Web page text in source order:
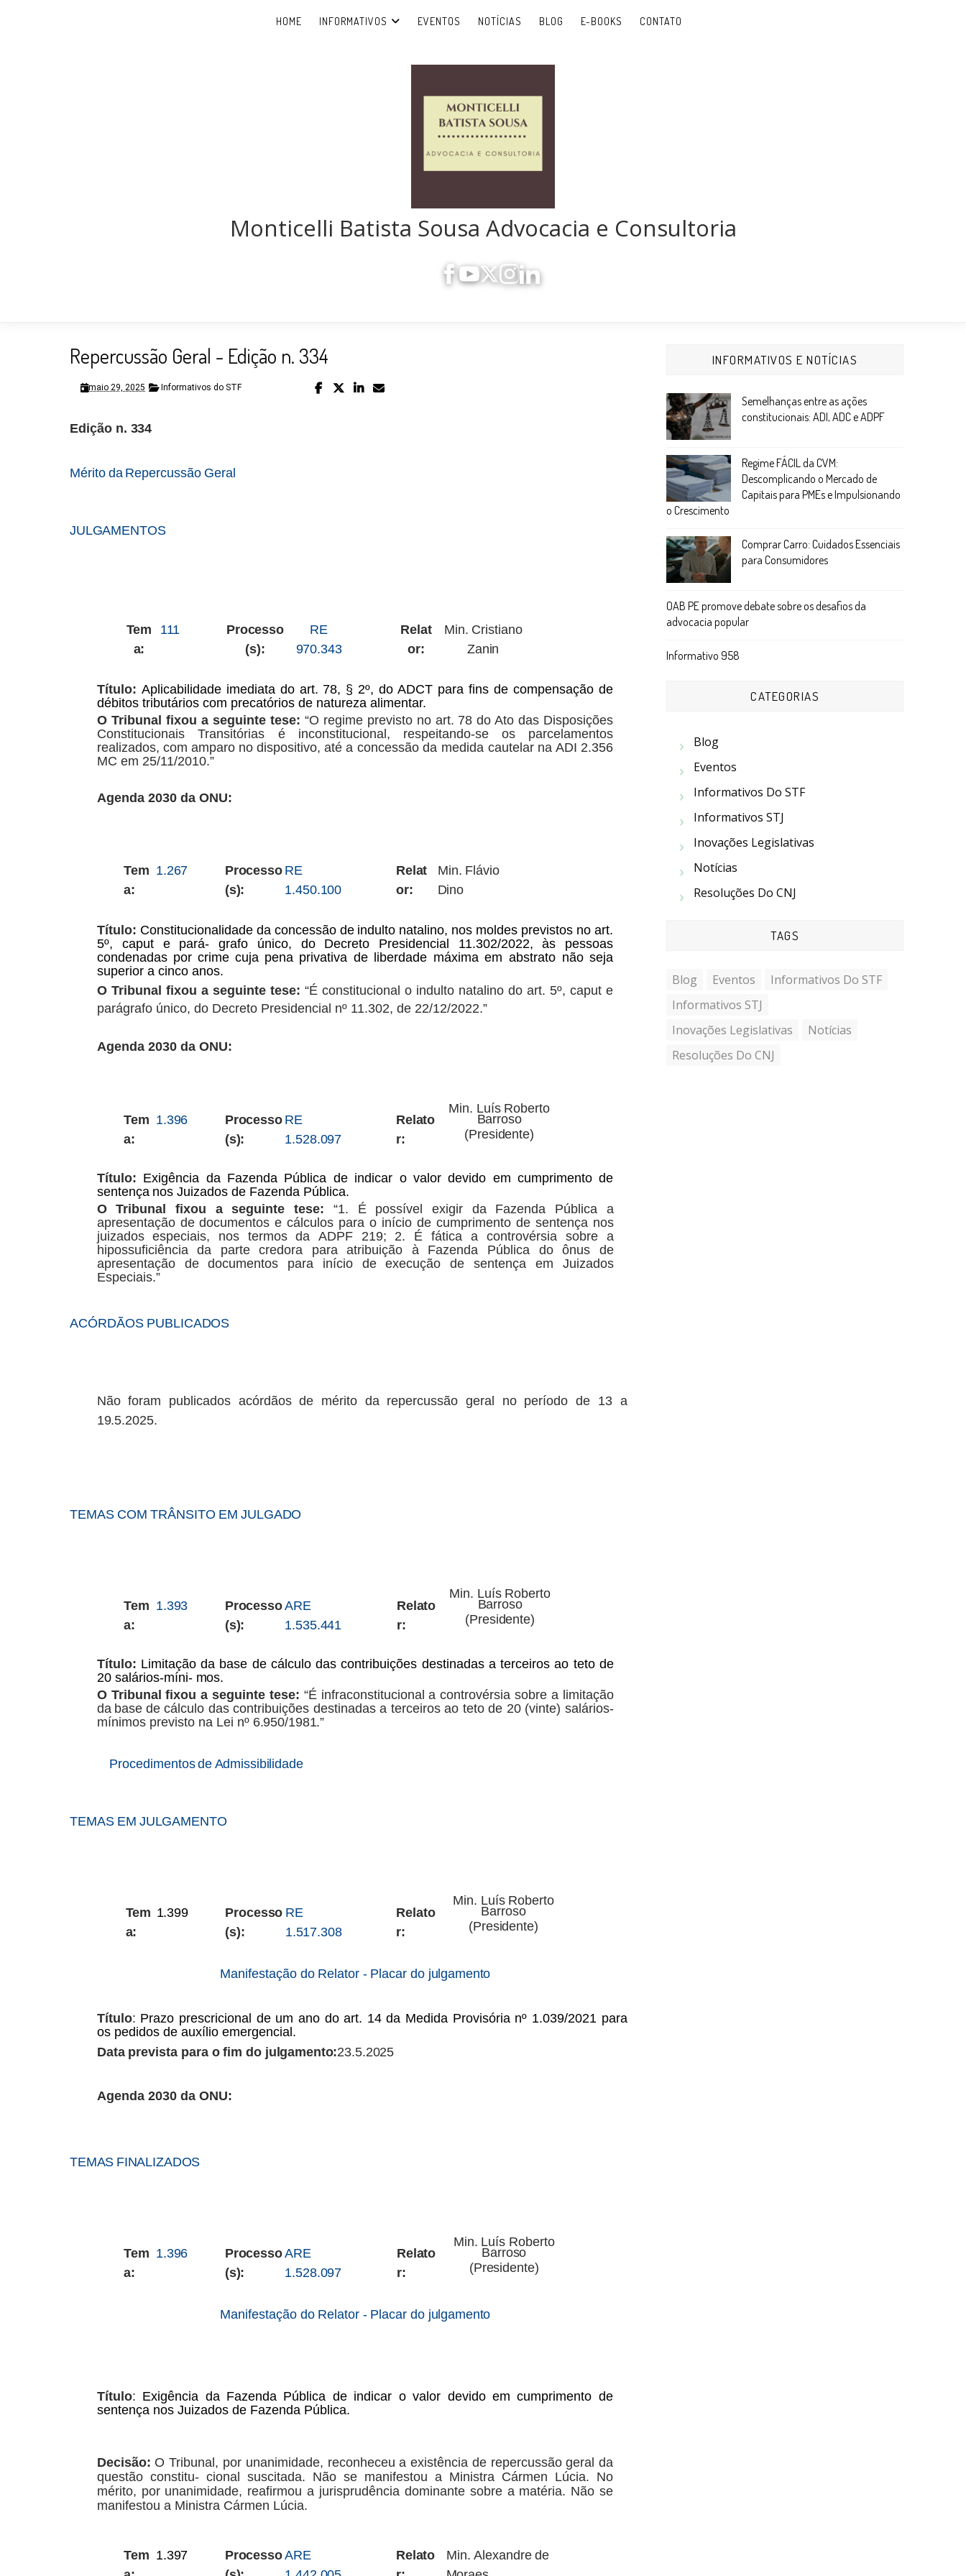
HOME INFORMATIVOS EVENTOS NOTÍCIAS BLOG E-BOOKS CONTATO
Monticelli Batista Sousa Advocacia e Consultoria
Repercussão Geral - Edição n. 334
maio 29, 2025 Informativos do STF
Edição n. 334
Mérito da Repercussão Geral
JULGAMENTOS
Tem
a:
111
Processo
(s):
RE
970.343
Relat
or:
Min. Cristiano
Zanin
Título: Aplicabilidade imediata do art. 78, § 2º, do ADCT para fins de compensação de
débitos tributários com precatórios de natureza alimentar.
O Tribunal fixou a seguinte tese: “O regime previsto no art. 78 do Ato das Disposições
Constitucionais Transitórias
é inconstitucional, respeitando-se os
parcelamentos
realizados, com amparo no dispositivo, até a concessão da medida cautelar na ADI 2.356
MC em 25/11/2010.”
Agenda 2030 da ONU:
Tem
a:
1.267
Processo
(s):
RE
1.450.100
Relat
or:
Min. Flávio
Dino
Título: Constitucionalidade da concessão de indulto natalino, nos moldes previstos no art.
5º,
caput e pará- grafo único, do Decreto Presidencial 11.302/2022, às
pessoas
condenadas por crime cuja pena privativa de liberdade máxima em abstrato não seja
superior a cinco anos.
O Tribunal fixou a seguinte tese: “É constitucional o indulto natalino do art. 5º, caput e
parágrafo único, do Decreto Presidencial nº 11.302, de 22/12/2022.”
Agenda 2030 da ONU:
Tem
a:
1.396
Processo
(s):
RE
1.528.097
Relato
r:
Min. Luís Roberto
Barroso
(Presidente)
Título: Exigência da Fazenda Pública de indicar o valor devido em cumprimento de
sentença nos Juizados de Fazenda Pública.
O
Tribunal fixou a seguinte tese: “1. É possível exigir da Fazenda Pública
a
apresentação de documentos e cálculos para o início de cumprimento de sentença nos
juizados especiais, nos termos da ADPF 219; 2.
É fática a controvérsia sobre a
hipossuficiência da parte credora para atribuição à Fazenda Pública do ônus de
apresentação de documentos para início de execução de sentença em Juizados
Especiais.”
ACÓRDÃOS PUBLICADOS
Não foram publicados acórdãos de mérito da repercussão geral no período de 13 a
19.5.2025.
TEMAS COM TRÂNSITO EM JULGADO
Tem
a:
1.393
Processo
(s):
ARE
1.535.441
Relato
r:
Min. Luís Roberto
Barroso
(Presidente)
Título: Limitação da base de cálculo das contribuições destinadas a terceiros ao teto de
20 salários-míni- mos.
O Tribunal fixou a seguinte tese: “É infraconstitucional a controvérsia sobre a limitação
da base de cálculo das contribuições destinadas a terceiros ao teto de 20 (vinte) salários-
mínimos previsto na Lei nº 6.950/1981.”
Procedimentosde Admissibilidade
TEMAS EM JULGAMENTO
Tem
a:
1.399
Processo
(s):
RE
1.517.308
Relato
r:
Min. Luís Roberto
Barroso
(Presidente)
Manifestação do Relator - Placar do julgamento
Título: Prazo prescricional de um ano do art. 14 da Medida Provisória nº 1.039/2021 para
os pedidos de auxílio emergencial.
Data prevista para o fim do julgamento:23.5.2025
Agenda 2030 da ONU:
TEMAS FINALIZADOS
Tem
a:
1.396
Processo
(s):
ARE
1.528.097
Relato
r:
Min. Luís Roberto
Barroso
(Presidente)
Manifestação do Relator - Placar do julgamento
Título: Exigência da Fazenda Pública de indicar o valor devido em cumprimento de
sentença nos Juizados de Fazenda Pública.
Decisão: O Tribunal, por unanimidade, reconheceu a existência de repercussão geral da
questão constitu- cional suscitada. Não se manifestou a Ministra Cármen Lúcia. No
mérito, por unanimidade, reafirmou a jurisprudência dominante sobre a matéria. Não se
manifestou a Ministra Cármen Lúcia.
Tem 1.397
ProcessoARE
Relato
Min. Alexandre de
INFORMATIVOS E NOTÍCIAS
Semelhanças entre as ações
constitucionais: ADI, ADC e ADPF
Regime FÁCIL da CVM:
Descomplicando o Mercado de
Capitais para PMEs e Impulsionando
o Crescimento
Comprar Carro: Cuidados Essenciais
para Consumidores
OAB PE promove debate sobre os desafios da
advocacia popular
Informativo 958
CATEGORIAS
Blog
Eventos
Informativos Do STF
Informativos STJ
Inovações Legislativas
Notícias
Resoluções Do CNJ
TAGS
Blog Eventos
Informativos Do STF
Informativos STJ
Inovações Legislativas
Notícias
Resoluções Do CNJ